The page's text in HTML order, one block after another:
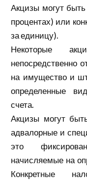
Акцизы могут
процентах) или
за единицу).
Некоторые
непосредственно
на имущество и
определенные
счета.
Акцизы могут
адвалорные и
это
начисляемые на
Конкретные